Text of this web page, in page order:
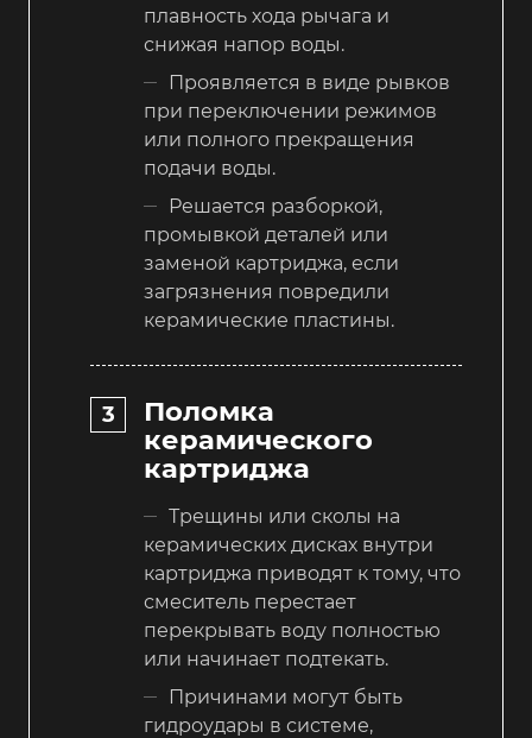
плавность хода рычага и
снижая напор воды.
Проявляется в виде рывков
при переключении режимов
или полного прекращения
подачи воды.
Решается разборкой,
промывкой деталей или
заменой картриджа, если
загрязнения повредили
керамические пластины.
Поломка
керамического
картриджа
Трещины или сколы на
керамических дисках внутри
картриджа приводят к тому, что
смеситель перестает
перекрывать воду полностью
или начинает подтекать.
Причинами могут быть
гидроудары в системе,